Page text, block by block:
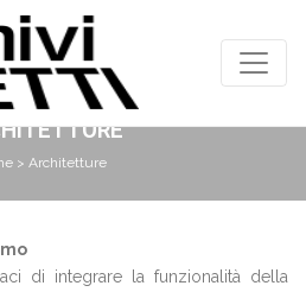
> Architetture
di integrare la funzionalità della